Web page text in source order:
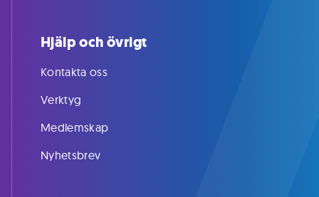
Hjälp och övrigt
Kontakta oss
Verktyg
Medlemskap
Nyhetsbrev